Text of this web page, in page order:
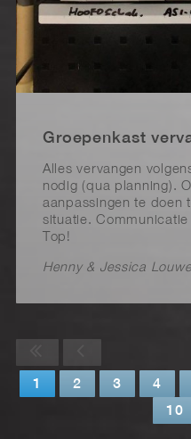
Groepenkast
Alles vervangen
nodig (qua planning).
aanpassingen te doen
situatie.
Top!
Henny & Jessica
1 2 3 4
10